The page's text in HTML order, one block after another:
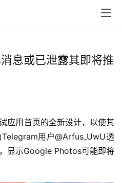
息或已泄露其即将推
应用首页的全新设计，以使其
用户@Arfus_UwU透
显示Google Photos可能即将